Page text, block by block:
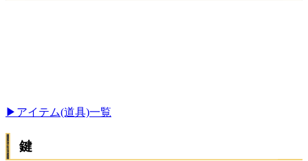
▶︎アイテム(道具)一覧
鍵